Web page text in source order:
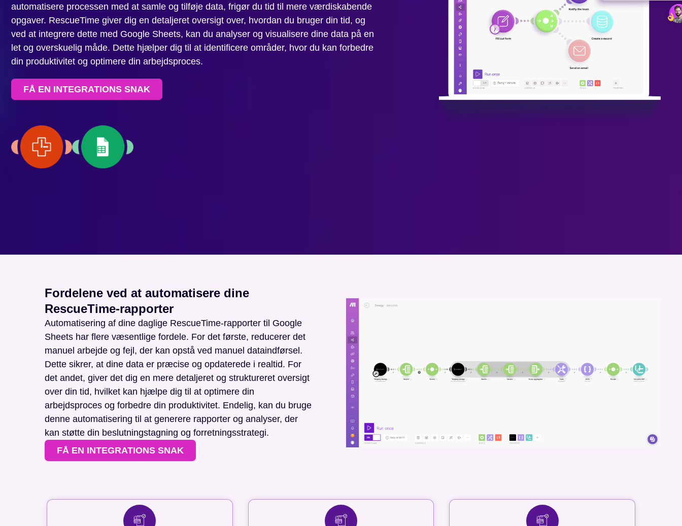
automatisere processen med at samle og tilføje data, frigør du tid til mere værdiskabende
opgaver. RescueTime giver dig en detaljeret oversigt over, hvordan du bruger din tid, og
ved at integrere dette med Google Sheets, kan du analyser og visualisere dine data på en
let og overskuelig måde. Dette hjælper dig til at identificere områder, hvor du kan forbedre
din produktivitet og optimere din arbejdsproces.
FÅ EN INTEGRATIONS SNAK
Fordelene ved at automatisere dine
RescueTime-rapporter
Automatisering af dine daglige RescueTime-rapporter til Google
Sheets har flere væsentlige fordele. For det første, reducerer det
manuel arbejde og fejl, der kan opstå ved manuel dataindførsel.
Dette sikrer, at dine data er præcise og opdaterede i realtid. For
det andet, giver det dig en mere detaljeret og struktureret oversigt
over din tid, hvilket kan hjælpe dig til at optimere din
arbejdsproces og forbedre din produktivitet. Endelig, kan du bruge
denne automatisering til at generere rapporter og analyser, der
kan støtte din beslutningstagning og forretningsstrategi.
FÅ EN INTEGRATIONS SNAK